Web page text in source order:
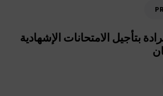
بتأجيل الامتحانات الإشهادية